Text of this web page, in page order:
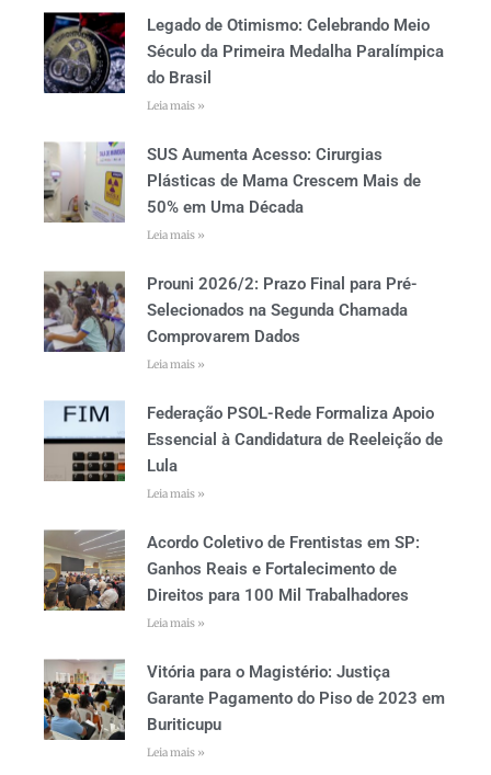
Legado de Otimismo: Celebrando Meio
Século da Primeira Medalha Paralímpica
do Brasil
Leia mais »
SUS Aumenta Acesso: Cirurgias
Plásticas de Mama Crescem Mais de
50% em Uma Década
Leia mais »
Prouni 2026/2: Prazo Final para Pré-
Selecionados na Segunda Chamada
Comprovarem Dados
Leia mais »
Federação PSOL-Rede Formaliza Apoio
Essencial à Candidatura de Reeleição de
Lula
Leia mais »
Acordo Coletivo de Frentistas em SP:
Ganhos Reais e Fortalecimento de
Direitos para 100 Mil Trabalhadores
Leia mais »
Vitória para o Magistério: Justiça
Garante Pagamento do Piso de 2023 em
Buriticupu
Leia mais »